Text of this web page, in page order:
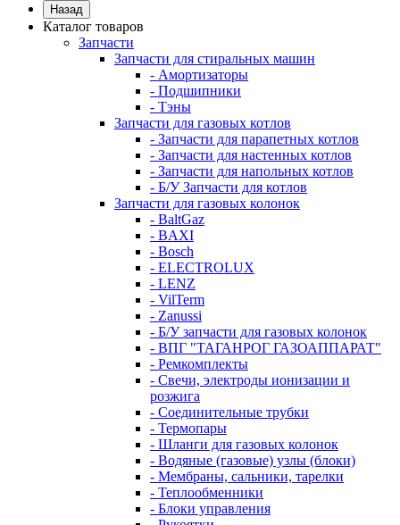
Назад
Каталог товаров
Запчасти
Запчасти для стиральных машин
- Амортизаторы
- Подшипники
- Тэны
Запчасти для газовых котлов
- Запчасти для парапетных котлов
- Запчасти для настенных котлов
- Запчасти для напольных котлов
- Б/У Запчасти для котлов
Запчасти для газовых колонок
- BaltGaz
- BAXI
- Bosch
- ELECTROLUX
- LENZ
- VilTerm
- Zanussi
- Б/У запчасти для газовых колонок
- ВПГ "ТАГАНРОГ ГАЗОАППАРАТ"
- Ремкомплекты
- Свечи, электроды ионизации и
розжига
- Соединительные трубки
- Термопары
- Шланги для газовых колонок
- Водяные (газовые) узлы (блоки)
- Мембраны, сальники, тарелки
- Теплообменники
- Блоки управления